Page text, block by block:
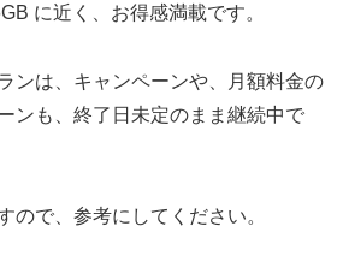
に近く、お得感満載です。
ンは、キャンペーンや、月額料金の
ンも、終了日未定のまま継続中で
ので、参考にしてください。